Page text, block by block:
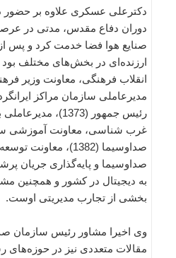
دکترعلی عسکری علاوه بر حضور
دوران دفاع مقدس، مدتی در
صنایع هوا فضا خدمت کرد و پس
ارزنده‌ای در بخش‌های مختلف بود
انقلاب فرهنگی، معاونت وزیر
مدیرعاملی سازمان مراکز
رئیس جمهور (1373)،
غرب شناسی، معاونت آموزشی
صداوسیما (1382)،
صداوسیما و پایه‌گذاری جریان
به دیجیتال در کشور و همچنین
بخشی از تجارب مدیریتی اوست.
وی اخیرا مشاور رئیس سازمان
مقالات متعددی نیز در حوزه‌های